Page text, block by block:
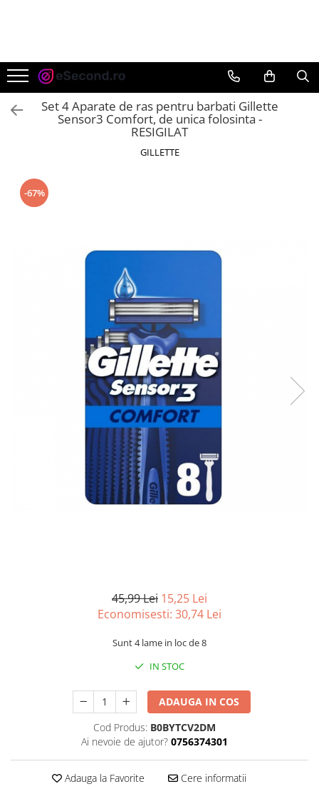
Auto Moto
Accesorii Auto
Anvelope & Jante
Echipamente pentru Atelier
Intretinere & Cosmetica auto
Moto
Trotinete electrice
Casa, Gradina & Bricolaj
Curatenie si intretinere
Hobby-uri creative
Iluminat & Electrice
Kit-uri automatizari porti si usi
Mobila dormitor
Mobila gradina & terasa
Mobila Living & Dining
Silicon, spume si solutii tehnice
Utilaje si materiale de constructii
Laptop, Tablete & Telefoane
Accesorii tablete
Laptopuri si Accesorii
Telefoane Mobile & accesorii
Electrocasnice & Climatizare
Set 4 Aparate de ras pentru barbati Gillette
Sensor3 Comfort, de unica folosinta -
RESIGILAT
GILLETTE
-67%
45,99 Lei 15,25 Lei
Economisesti: 30,74 Lei
Sunt 4 lame in loc de 8
IN STOC
ADAUGA IN COS
Cod Produs: B0BYTCV2DM
Ai nevoie de ajutor? 0756374301
Adauga la Favorite Cere informatii